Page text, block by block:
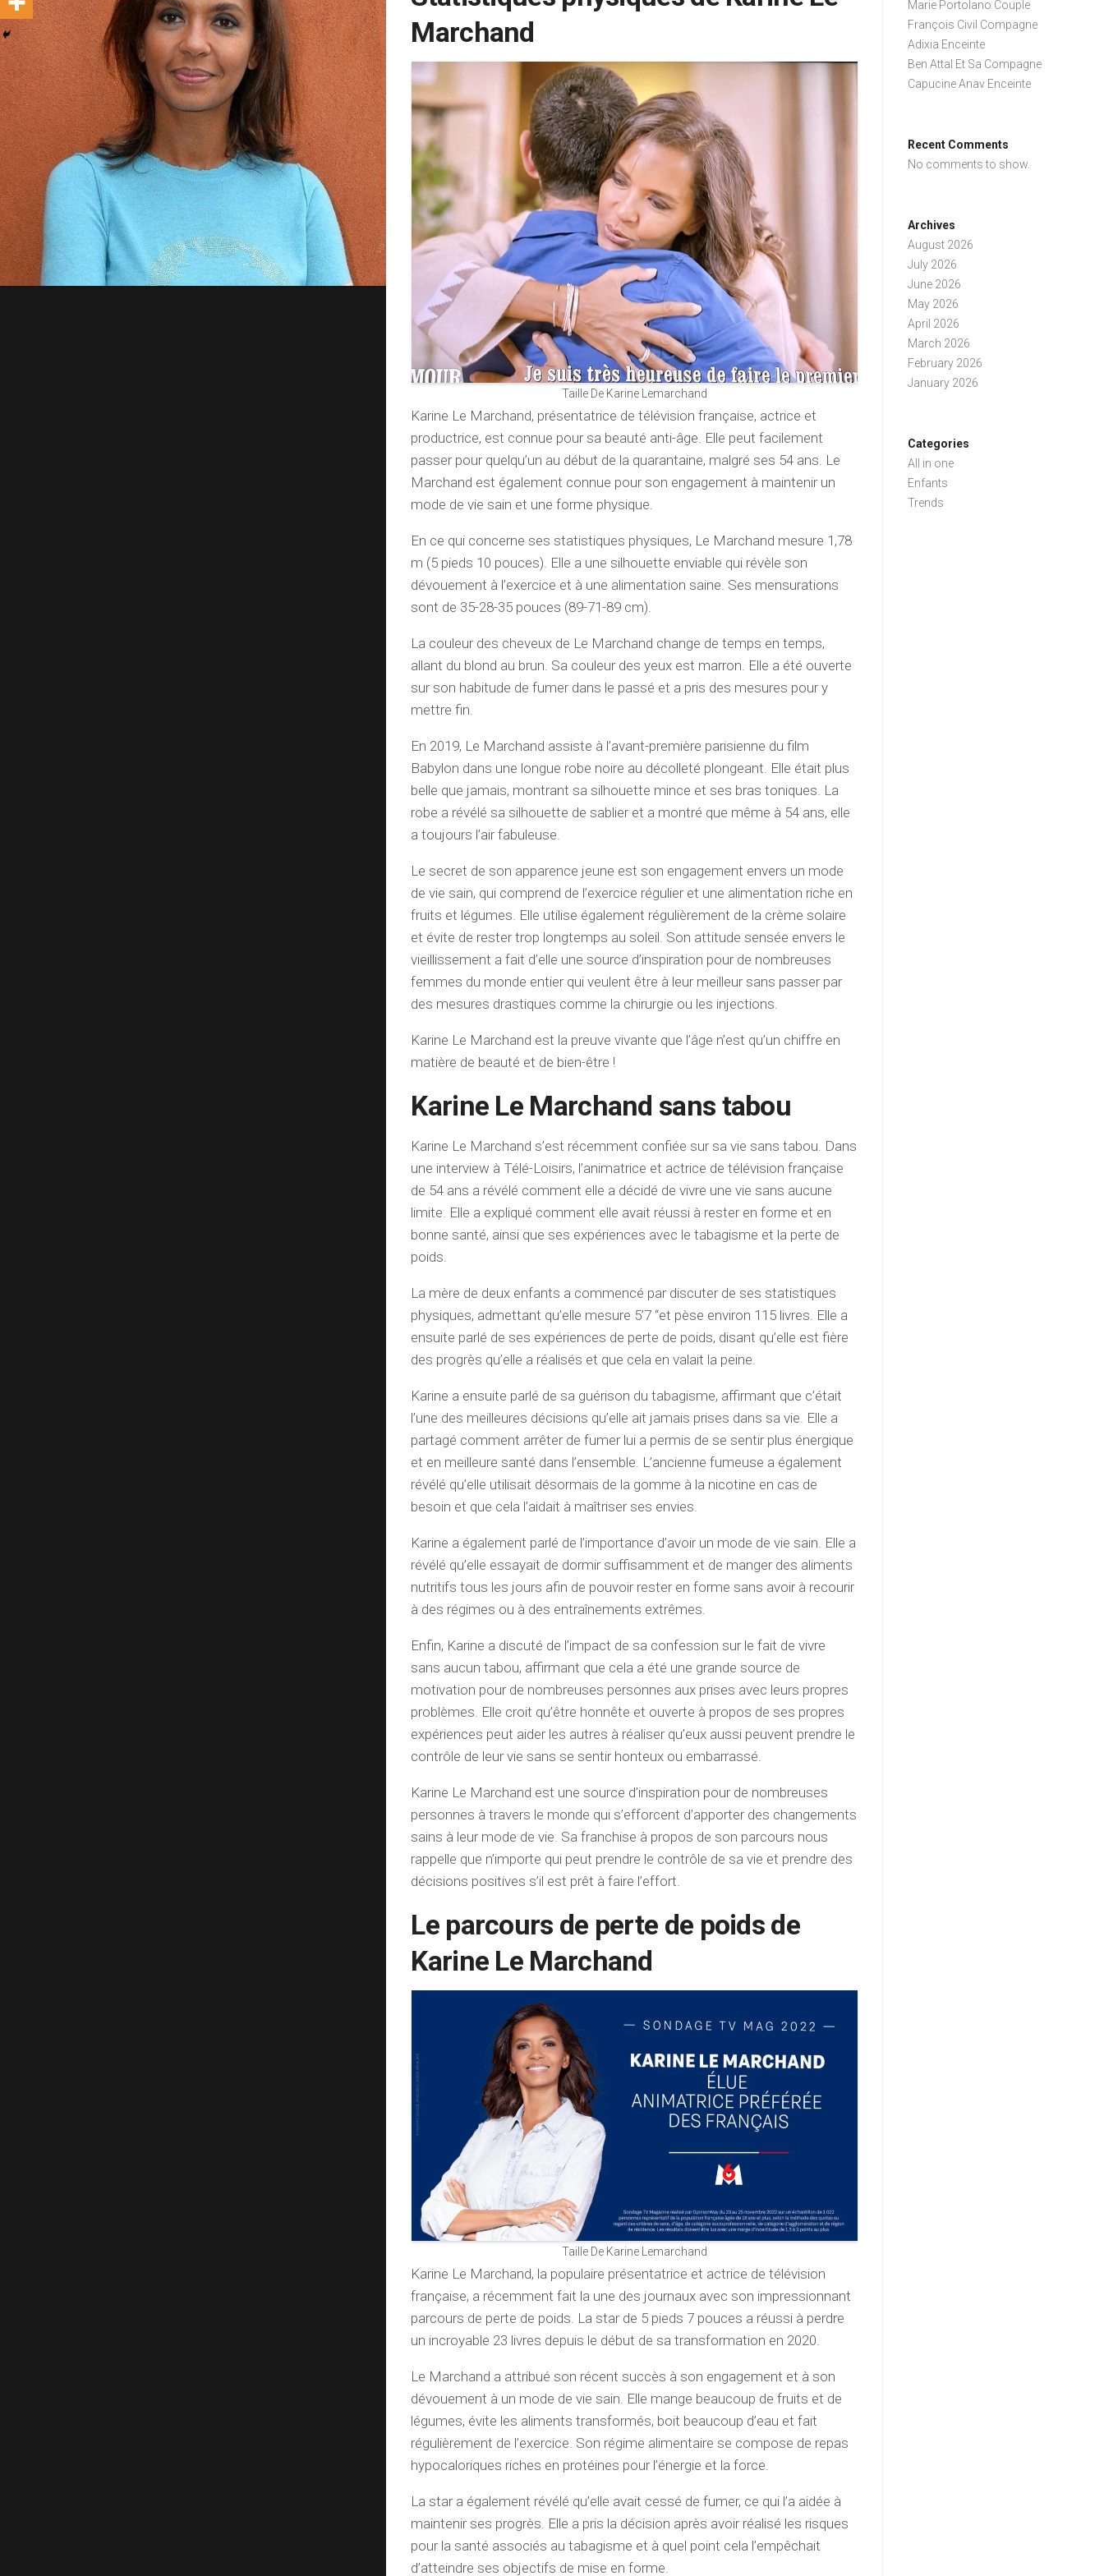
Marchand
Taille De Karine Lemarchand
Karine Le Marchand, présentatrice de télévision française, actrice et
productrice, est connue pour sa beauté anti-âge. Elle peut facilement
passer pour quelqu’un au début de la quarantaine, malgré ses 54 ans. Le
Marchand est également connue pour son engagement à maintenir un
mode de vie sain et une forme physique.
En ce qui concerne ses statistiques physiques, Le Marchand mesure 1,78
m (5 pieds 10 pouces). Elle a une silhouette enviable qui révèle son
dévouement à l’exercice et à une alimentation saine. Ses mensurations
sont de 35-28-35 pouces (89-71-89 cm).
La couleur des cheveux de Le Marchand change de temps en temps,
allant du blond au brun. Sa couleur des yeux est marron. Elle a été ouverte
sur son habitude de fumer dans le passé et a pris des mesures pour y
mettre fin.
En 2019, Le Marchand assiste à l’avant-première parisienne du film
Babylon dans une longue robe noire au décolleté plongeant. Elle était plus
belle que jamais, montrant sa silhouette mince et ses bras toniques. La
robe a révélé sa silhouette de sablier et a montré que même à 54 ans, elle
a toujours l’air fabuleuse.
Le secret de son apparence jeune est son engagement envers un mode
de vie sain, qui comprend de l’exercice régulier et une alimentation riche en
fruits et légumes. Elle utilise également régulièrement de la crème solaire
et évite de rester trop longtemps au soleil. Son attitude sensée envers le
vieillissement a fait d’elle une source d’inspiration pour de nombreuses
femmes du monde entier qui veulent être à leur meilleur sans passer par
des mesures drastiques comme la chirurgie ou les injections.
Karine Le Marchand est la preuve vivante que l’âge n’est qu’un chiffre en
matière de beauté et de bien-être !
Karine Le Marchand sans tabou
Karine Le Marchand s’est récemment confiée sur sa vie sans tabou. Dans
une interview à Télé-Loisirs, l’animatrice et actrice de télévision française
de 54 ans a révélé comment elle a décidé de vivre une vie sans aucune
limite. Elle a expliqué comment elle avait réussi à rester en forme et en
bonne santé, ainsi que ses expériences avec le tabagisme et la perte de
poids.
La mère de deux enfants a commencé par discuter de ses statistiques
physiques, admettant qu’elle mesure 5’7 “et pèse environ 115 livres. Elle a
ensuite parlé de ses expériences de perte de poids, disant qu’elle est fière
des progrès qu’elle a réalisés et que cela en valait la peine.
Karine a ensuite parlé de sa guérison du tabagisme, affirmant que c’était
l’une des meilleures décisions qu’elle ait jamais prises dans sa vie. Elle a
partagé comment arrêter de fumer lui a permis de se sentir plus énergique
et en meilleure santé dans l’ensemble. L’ancienne fumeuse a également
révélé qu’elle utilisait désormais de la gomme à la nicotine en cas de
besoin et que cela l’aidait à maîtriser ses envies.
Karine a également parlé de l’importance d’avoir un mode de vie sain. Elle a
révélé qu’elle essayait de dormir suffisamment et de manger des aliments
nutritifs tous les jours afin de pouvoir rester en forme sans avoir à recourir
à des régimes ou à des entraînements extrêmes.
Enfin, Karine a discuté de l’impact de sa confession sur le fait de vivre
sans aucun tabou, affirmant que cela a été une grande source de
motivation pour de nombreuses personnes aux prises avec leurs propres
problèmes. Elle croit qu’être honnête et ouverte à propos de ses propres
expériences peut aider les autres à réaliser qu’eux aussi peuvent prendre le
contrôle de leur vie sans se sentir honteux ou embarrassé.
Karine Le Marchand est une source d’inspiration pour de nombreuses
personnes à travers le monde qui s’efforcent d’apporter des changements
sains à leur mode de vie. Sa franchise à propos de son parcours nous
rappelle que n’importe qui peut prendre le contrôle de sa vie et prendre des
décisions positives s’il est prêt à faire l’effort.
Le parcours de perte de poids de
Karine Le Marchand
Taille De Karine Lemarchand
Karine Le Marchand, la populaire présentatrice et actrice de télévision
française, a récemment fait la une des journaux avec son impressionnant
parcours de perte de poids. La star de 5 pieds 7 pouces a réussi à perdre
un incroyable 23 livres depuis le début de sa transformation en 2020.
Le Marchand a attribué son récent succès à son engagement et à son
dévouement à un mode de vie sain. Elle mange beaucoup de fruits et de
légumes, évite les aliments transformés, boit beaucoup d’eau et fait
régulièrement de l’exercice. Son régime alimentaire se compose de repas
hypocaloriques riches en protéines pour l’énergie et la force.
La star a également révélé qu’elle avait cessé de fumer, ce qui l’a aidée à
maintenir ses progrès. Elle a pris la décision après avoir réalisé les risques
pour la santé associés au tabagisme et à quel point cela l’empêchait
d’atteindre ses objectifs de mise en forme.
Marie Portolano Couple
François Civil Compagne
Adixia Enceinte
Ben Attal Et Sa Compagne
Capucine Anav Enceinte
Recent Comments
No comments to show.
Archives
August 2026
July 2026
June 2026
May 2026
April 2026
March 2026
February 2026
January 2026
Categories
All in one
Enfants
Trends